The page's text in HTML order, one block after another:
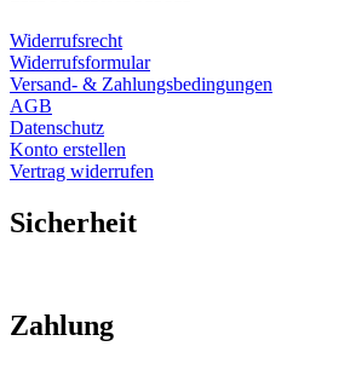
Widerrufsrecht
Widerrufsformular
Versand- & Zahlungsbedingungen
AGB
Datenschutz
Konto erstellen
Vertrag widerrufen
Sicherheit
Zahlung